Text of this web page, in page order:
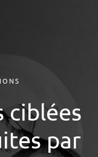
ciblées
par